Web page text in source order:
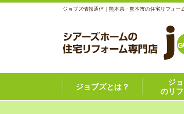
ジョブズ情報通信｜熊本県・熊本市の住宅リフォ
ジョブズとは？
ジ
のリ